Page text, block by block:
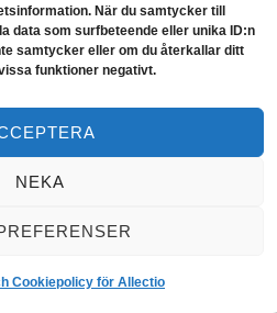
När du samtycker till
data som surfbeteende eller unika ID:n
samtycker eller om du återkallar ditt
funktioner negativt.
NEKA
Cookiepolicy för Allectio